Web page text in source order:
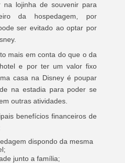
na lojinha de souvenir para
da hospedagem, por
ser evitado ao optar por
mais em conta do que o da
e por ter um valor fixo
casa na Disney é poupar
na estadia para poder se
outras atividades.
benefícios financeiros de
dispondo da mesma
junto a família;